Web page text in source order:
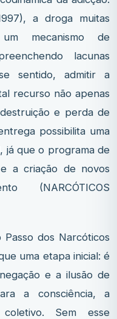
a droga muitas
mecanismo de
lacunas
sentido, admitir a
recurso não apenas
e perda de
possibilita uma
já que o programa de
a criação de novos
(NARCÓTICOS
dos Narcóticos
uma etapa inicial: é
e a ilusão de
a consciência, a
Sem esse